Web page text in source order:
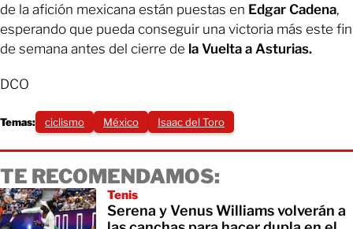
de la afición mexicana están puestas en Edgar Cadena,
esperando que pueda conseguir una victoria más este fin
de semana antes del cierre de la Vuelta a Asturias.
DCO
Temas: ciclismo México Isaac del Toro
TE RECOMENDAMOS:
Tenis
Serena y Venus Williams volverán a